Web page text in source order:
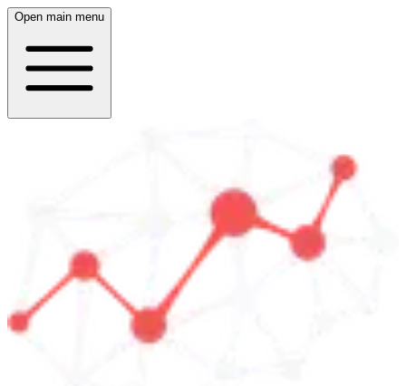
Open main menu